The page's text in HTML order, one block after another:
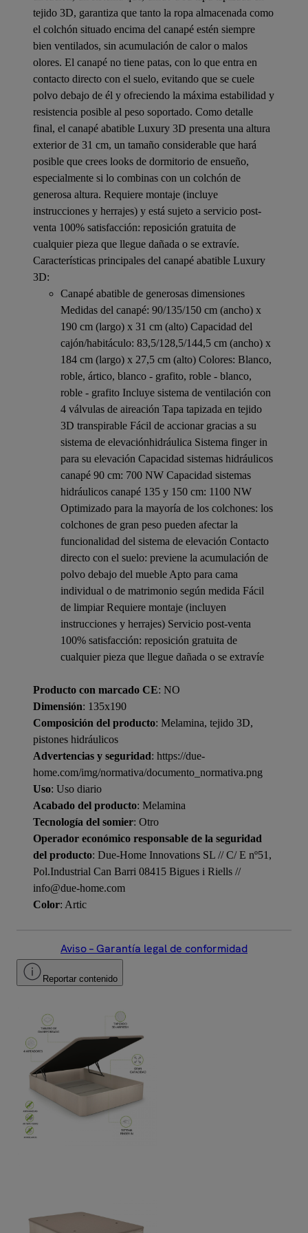
tejido 3D, garantiza que tanto la ropa almacenada como
el colchón situado encima del canapé estén siempre
bien ventilados, sin acumulación de calor o malos
olores. El canapé no tiene patas, con lo que entra en
contacto directo con el suelo, evitando que se cuele
polvo debajo de él y ofreciendo la máxima estabilidad y
resistencia posible al peso soportado. Como detalle
final, el canapé abatible Luxury 3D presenta una altura
exterior de 31 cm, un tamaño considerable que hará
posible que crees looks de dormitorio de ensueño,
especialmente si lo combinas con un colchón de
generosa altura. Requiere montaje (incluye
instrucciones y herrajes) y está sujeto a servicio post-
venta 100% satisfacción: reposición gratuita de
cualquier pieza que llegue dañada o se extravíe.
Características principales del canapé abatible Luxury
3D:
Canapé abatible de generosas dimensiones
Medidas del canapé: 90/135/150 cm (ancho) x
190 cm (largo) x 31 cm (alto) Capacidad del
cajón/habitáculo: 83,5/128,5/144,5 cm (ancho) x
184 cm (largo) x 27,5 cm (alto) Colores: Blanco,
roble, ártico, blanco - grafito, roble - blanco,
roble - grafito Incluye sistema de ventilación con
4 válvulas de aireación Tapa tapizada en tejido
3D transpirable Fácil de accionar gracias a su
sistema de elevaciónhidráulica Sistema finger in
para su elevación Capacidad sistemas hidráulicos
canapé 90 cm: 700 NW Capacidad sistemas
hidráulicos canapé 135 y 150 cm: 1100 NW
Optimizado para la mayoría de los colchones: los
colchones de gran peso pueden afectar la
funcionalidad del sistema de elevación Contacto
directo con el suelo: previene la acumulación de
polvo debajo del mueble Apto para cama
individual o de matrimonio según medida Fácil
de limpiar Requiere montaje (incluyen
instrucciones y herrajes) Servicio post-venta
100% satisfacción: reposición gratuita de
cualquier pieza que llegue dañada o se extravíe
Producto con marcado CE: NO
Dimensión: 135x190
Composición del producto: Melamina, tejido 3D,
pistones hidráulicos
Advertencias y seguridad: https://due-
home.com/img/normativa/documento_normativa.png
Uso: Uso diario
Acabado del producto: Melamina
Tecnología del somier: Otro
Operador económico responsable de la seguridad
del producto: Due-Home Innovations SL // C/ E nº51,
Pol.Industrial Can Barri 08415 Bigues i Riells //
info@due-home.com
Color: Artic
Aviso – Garantía legal de conformidad
Reportar contenido